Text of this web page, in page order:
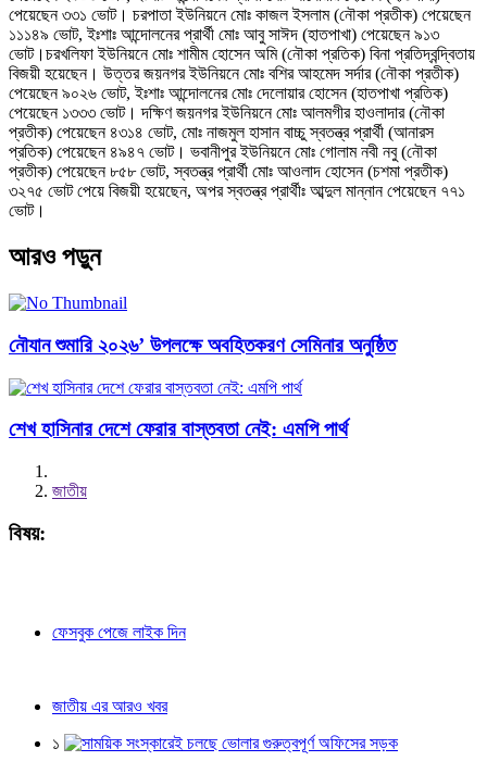
পেয়েছেন ৩৩১ ভোট। চরপাতা ইউনিয়নে মোঃ কাজল ইসলাম (নৌকা প্রতীক) পেয়েছেন
১১১৪৯ ভোট, ইঃশাঃ আন্দোলনের প্রার্থী মোঃ আবু সাঈদ (হাতপাখা) পেয়েছেন ৯১৩
ভোট।চরখলিফা ইউনিয়নে মোঃ শামীম হোসেন অমি (নৌকা প্রতিক) বিনা প্রতিদ্বন্দ্বিতায়
বিজয়ী হয়েছেন। উত্তর জয়নগর ইউনিয়নে মোঃ বশির আহমেদ সর্দার (নৌকা প্রতীক)
পেয়েছেন ৯০২৬ ভোট, ইঃশাঃ আন্দোলনের মোঃ দেলোয়ার হোসেন (হাতপাখা প্রতিক)
পেয়েছেন ১৩৩৩ ভোট। দক্ষিণ জয়নগর ইউনিয়নে মোঃ আলমগীর হাওলাদার (নৌকা
প্রতীক) পেয়েছেন ৪৩১৪ ভোট, মোঃ নাজমুল হাসান বাচ্চু স্বতন্ত্র প্রার্থী (আনারস
প্রতিক) পেয়েছেন ৪৯৪৭ ভোট। ভবানীপুর ইউনিয়নে মোঃ গোলাম নবী নবু (নৌকা
প্রতীক) পেয়েছেন ৮৫৮ ভোট, স্বতন্ত্র প্রার্থী মোঃ আওলাদ হোসেন (চশমা প্রতীক)
৩২৭৫ ভোট পেয়ে বিজয়ী হয়েছেন, অপর স্বতন্ত্র প্রার্থীঃ আব্দুল মান্নান পেয়েছেন ৭৭১
ভোট।
আরও পড়ুন
নৌযান শুমারি ২০২৬’ উপলক্ষে অবহিতকরণ সেমিনার অনুষ্ঠিত
শেখ হাসিনার দেশে ফেরার বাস্তবতা নেই: এমপি পার্থ
জাতীয়
বিষয়:
ফেসবুক পেজে লাইক দিন
জাতীয় এর আরও খবর
১